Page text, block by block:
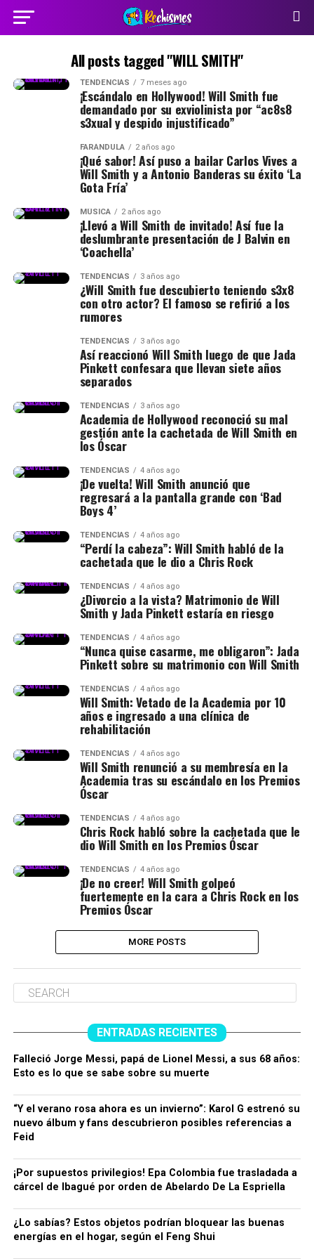
All posts tagged "WILL SMITH"
TENDENCIAS 7 meses ago
¡Escándalo en Hollywood! Will Smith fue
demandado por su exviolinista por “ac8s8
s3xual y despido injustificado”
FARÁNDULA 2 años ago
¡Qué sabor! Así puso a bailar Carlos Vives a
Will Smith y a Antonio Banderas su éxito ‘La
Gota Fría’
MÚSICA 2 años ago
¡Llevó a Will Smith de invitado! Así fue la
deslumbrante presentación de J Balvin en
‘Coachella’
TENDENCIAS 3 años ago
¿Will Smith fue descubierto teniendo s3x8
con otro actor? El famoso se refirió a los
rumores
TENDENCIAS 3 años ago
Así reaccionó Will Smith luego de que Jada
Pinkett confesara que llevan siete años
separados
TENDENCIAS 3 años ago
Academia de Hollywood reconoció su mal
gestión ante la cachetada de Will Smith en
los Óscar
TENDENCIAS 4 años ago
¡De vuelta! Will Smith anunció que
regresará a la pantalla grande con ‘Bad
Boys 4’
TENDENCIAS 4 años ago
“Perdí la cabeza”: Will Smith habló de la
cachetada que le dio a Chris Rock
TENDENCIAS 4 años ago
¿Divorcio a la vista? Matrimonio de Will
Smith y Jada Pinkett estaría en riesgo
TENDENCIAS 4 años ago
“Nunca quise casarme, me obligaron”: Jada
Pinkett sobre su matrimonio con Will Smith
TENDENCIAS 4 años ago
Will Smith: Vetado de la Academia por 10
años e ingresado a una clínica de
rehabilitación
TENDENCIAS 4 años ago
Will Smith renunció a su membresía en la
Academia tras su escándalo en los Premios
Óscar
TENDENCIAS 4 años ago
Chris Rock habló sobre la cachetada que le
dio Will Smith en los Premios Óscar
TENDENCIAS 4 años ago
¡De no creer! Will Smith golpeó
fuertemente en la cara a Chris Rock en los
Premios Óscar
MORE POSTS
ENTRADAS RECIENTES
Falleció Jorge Messi, papá de Lionel Messi, a sus 68 años:
Esto es lo que se sabe sobre su muerte
“Y el verano rosa ahora es un invierno”: Karol G estrenó su
nuevo álbum y fans descubrieron posibles referencias a
Feid
¡Por supuestos privilegios! Epa Colombia fue trasladada a
cárcel de Ibagué por orden de Abelardo De La Espriella
¿Lo sabías? Estos objetos podrían bloquear las buenas
energías en el hogar, según el Feng Shui